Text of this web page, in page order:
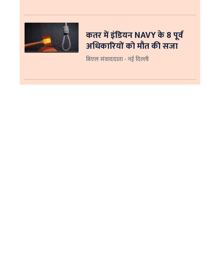
कतर में इंडियन NAVY के 8 पूर्व
अधिकारियों को मौत की सजा
बिएल संवाददाता - नई दिल्ली